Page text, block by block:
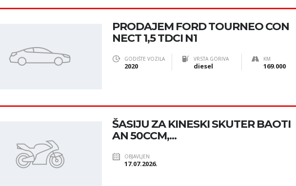
PRODAJEM FORD TOURNEO CON
NECT 1,5 TDCI N1
GODIŠTE VOZILA
2020
VRSTA GORIVA
diesel
KM
169.000
ŠASIJU ZA KINESKI SKUTER BAOTI
AN 50CCM,...
OBJAVLJEN
17.07.2026.